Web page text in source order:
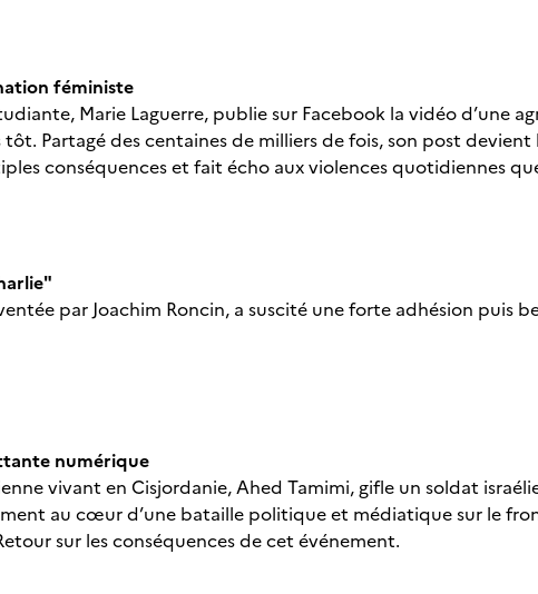
féministe
Marie Laguerre, publie sur Facebook la vidéo d’une
Partagé des centaines de milliers de fois, son post devient
conséquences et fait écho aux violences quotidiennes
par Joachim Roncin, a suscité une forte adhésion puis
numérique
vivant en Cisjordanie, Ahed Tamimi, gifle un soldat
au cœur d’une bataille politique et médiatique sur le
sur les conséquences de cet événement.